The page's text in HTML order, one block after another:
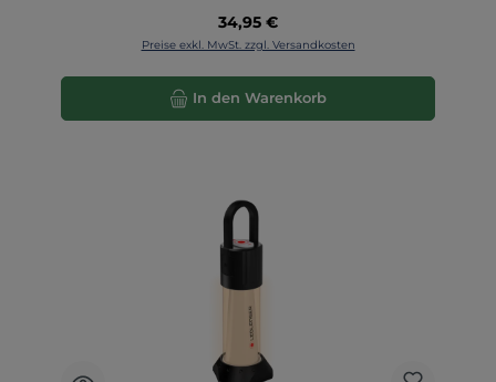
Regulärer Preis:
34,95 €
Preise exkl. MwSt. zzgl. Versandkosten
In den Warenkorb